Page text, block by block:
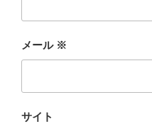
メール ※
サイト